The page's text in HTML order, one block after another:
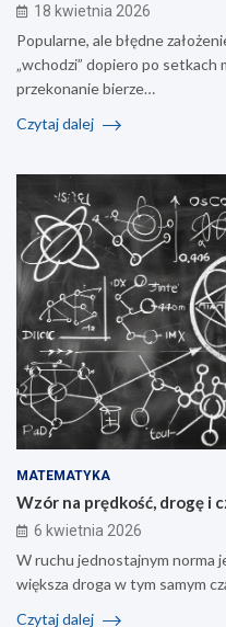
18 kwietnia 2026
Popularne, ale błędne
„wchodzi” dopiero po
przekonanie bierze…
Czytaj dalej
MATEMATYKA
Wzór na prędkość, drogę i
6 kwietnia 2026
W ruchu jednostajnym norma
większa droga w tym samym
Czytaj dalej